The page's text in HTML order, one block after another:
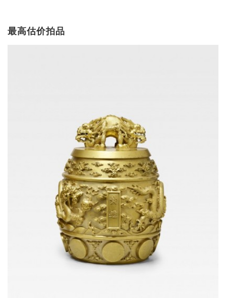
最高估价拍品